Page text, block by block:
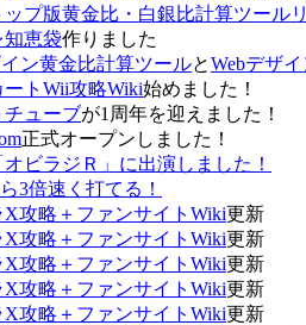
ップ版黄金比・白銀比計算ツール
知恵袋作りました
ン黄金比計算ツールとWebデザ
ートWii攻略Wiki始めました！
チューブが1周年を迎えました！
正式オープンしました！
オビラジＲ」に出演しました！
3倍速く打てる！
X攻略＋ファンサイトWiki更新
X攻略＋ファンサイトWiki更新
X攻略＋ファンサイトWiki更新
X攻略＋ファンサイトWiki更新
X攻略＋ファンサイトWiki更新